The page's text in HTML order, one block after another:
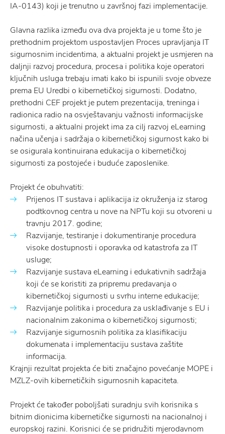
IA-0143) koji je trenutno u završnoj fazi implementacije.
Glavna razlika između ova dva projekta je u tome što je
prethodnim projektom uspostavljen Proces upravljanja IT
sigurnosnim incidentima, a aktualni projekt je usmjeren na
daljnji razvoj procedura, procesa i politika koje operatori
ključnih usluga trebaju imati kako bi ispunili svoje obveze
prema EU Uredbi o kibernetičkoj sigurnosti. Dodatno,
prethodni CEF projekt je putem prezentacija, treninga i
radionica radio na osvještavanju važnosti informacijske
sigurnosti, a aktualni projekt ima za cilj razvoj eLearning
načina učenja i sadržaja o kibernetičkoj sigurnost kako bi
se osigurala kontinuirana edukacija o kibernetičkoj
sigurnosti za postojeće i buduće zaposlenike.
Projekt će obuhvatiti:
Prijenos IT sustava i aplikacija iz okruženja iz starog
podtkovnog centra u nove na NPTu koji su otvoreni u
travnju 2017. godine;
Razvijanje, testiranje i dokumentiranje procedura
visoke dostupnosti i oporavka od katastrofa za IT
usluge;
Razvijanje sustava eLearning i edukativnih sadržaja
koji će se koristiti za pripremu predavanja o
kibernetičkoj sigurnosti u svrhu interne edukacije;
Razvijanje politika i procedura za usklađivanje s EU i
nacionalnim zakonima o kibernetičkoj sigurnosti;
Razvijanje sigurnosnih politika za klasifikaciju
dokumenata i implementaciju sustava zaštite
informacija.
Krajnji rezultat projekta će biti značajno povećanje MOPE i
MZLZ-ovih kibernetičkih sigurnosnih kapaciteta.
Projekt će također poboljšati suradnju svih korisnika s
bitnim dionicima kibernetičke sigurnosti na nacionalnoj i
europskoj razini. Korisnici će se pridružiti mjerodavnom